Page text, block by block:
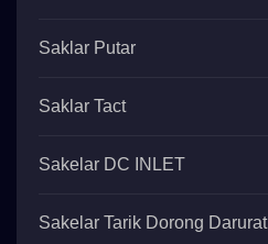
Saklar Putar
Saklar Tact
Sakelar DC INLET
Sakelar Tarik Dorong Darurat